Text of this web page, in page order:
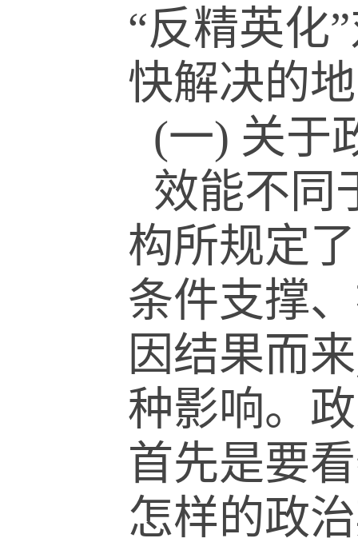
“反精英化
快解决的
(一) 关于
效能不同
构所规定
条件支撑
因结果而
种影响。
首先是要
怎样的政